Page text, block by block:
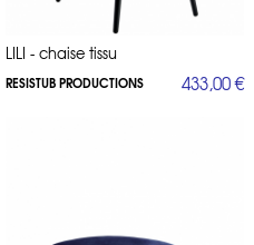
LILI - chaise tissu
RESISTUB PRODUCTIONS 433,00 €